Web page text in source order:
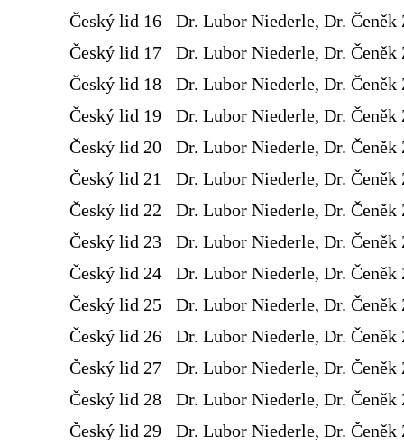
Český lid 16
Dr. Lubor Niederle, Dr. Čeněk
Český lid 17
Dr. Lubor Niederle, Dr. Čeněk
Český lid 18
Dr. Lubor Niederle, Dr. Čeněk
Český lid 19
Dr. Lubor Niederle, Dr. Čeněk
Český lid 20
Dr. Lubor Niederle, Dr. Čeněk
Český lid 21
Dr. Lubor Niederle, Dr. Čeněk
Český lid 22
Dr. Lubor Niederle, Dr. Čeněk
Český lid 23
Dr. Lubor Niederle, Dr. Čeněk
Český lid 24
Dr. Lubor Niederle, Dr. Čeněk
Český lid 25
Dr. Lubor Niederle, Dr. Čeněk
Český lid 26
Dr. Lubor Niederle, Dr. Čeněk
Český lid 27
Dr. Lubor Niederle, Dr. Čeněk
Český lid 28
Dr. Lubor Niederle, Dr. Čeněk
Český lid 29
Dr. Lubor Niederle, Dr. Čeněk